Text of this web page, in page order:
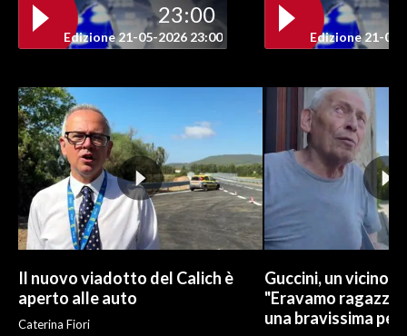
23:00
Edizione 21-05-2026 23:00 Edizione 21-05-
Il nuovo viadotto del Calich è
aperto alle auto
Caterina Fiori
Guccini, un vicino
"Eravamo ragazzi
una bravissima